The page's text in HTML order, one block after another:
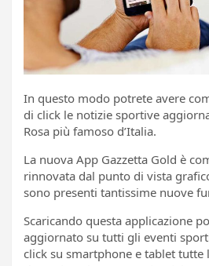
In questo modo potrete avere
di click le notizie sportive
Rosa più famoso d’Italia.
La nuova App Gazzetta Gold è
rinnovata dal punto di vista
sono presenti tantissime nuove
Scaricando questa applicazione
aggiornato su tutti gli eventi
click su smartphone e tablet tutte